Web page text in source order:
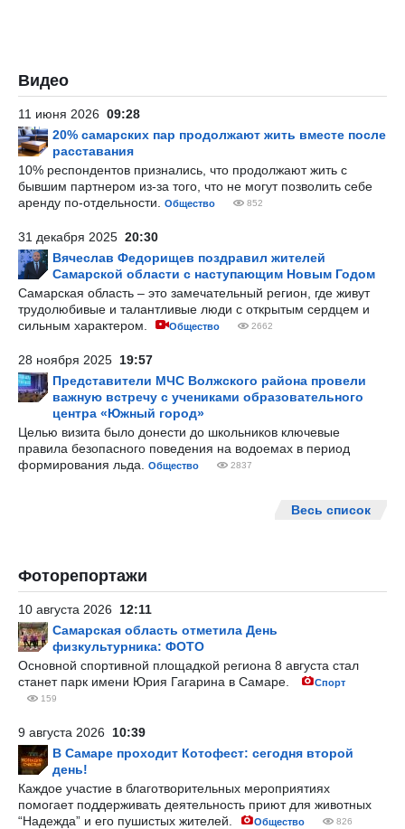
Видео
11 июня 2026 09:28
20% самарских пар продолжают жить вместе после
расставания
10% респондентов признались, что продолжают жить с
бывшим партнером из-за того, что не могут позволить себе
аренду по-отдельности.
Общество 852
31 декабря 2025 20:30
Вячеслав Федорищев поздравил жителей
Самарской области с наступающим Новым Годом
Самарская область – это замечательный регион, где живут
трудолюбивые и талантливые люди с открытым сердцем и
сильным характером.
Общество 2662
28 ноября 2025 19:57
Представители МЧС Волжского района провели
важную встречу с учениками образовательного
центра «Южный город»
Целью визита было донести до школьников ключевые
правила безопасного поведения на водоемах в период
формирования льда.
Общество 2837
Весь список
Фоторепортажи
10 августа 2026 12:11
Самарская область отметила День
физкультурника: ФОТО
Основной спортивной площадкой региона 8 августа стал
станет парк имени Юрия Гагарина в Самаре.
Спорт
159
9 августа 2026 10:39
В Самаре проходит Котофест: сегодня второй
день!
Каждое участие в благотворительных мероприятиях
помогает поддерживать деятельность приют для животных
“Надежда” и его пушистых жителей.
Общество 826